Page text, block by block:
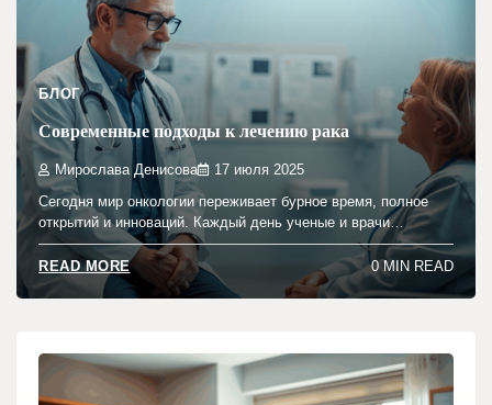
БЛОГ
Современные подходы к лечению рака
Мирослава Денисова 17 июля 2025
Сегодня мир онкологии переживает бурное время, полное
открытий и инноваций. Каждый день ученые и врачи…
READ MORE 0 MIN READ